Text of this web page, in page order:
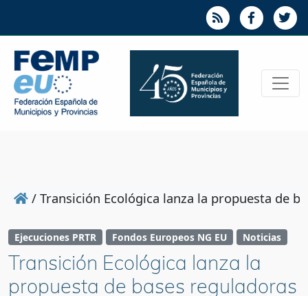
/ Transición Ecológica lanza la propuesta de
Ejecuciones PRTR Fondos Europeos NG EU Noticias
Transición Ecológica lanza la
propuesta de bases reguladoras